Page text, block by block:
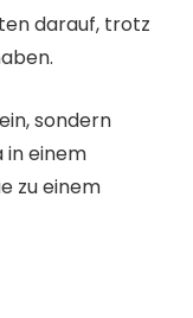
darauf, trotz
sondern
in einem
zu einem